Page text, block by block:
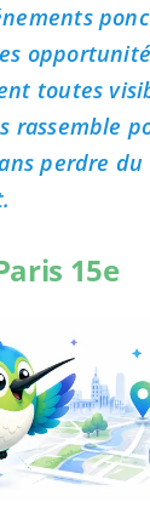
toutes
rassemble
perdre du
15e